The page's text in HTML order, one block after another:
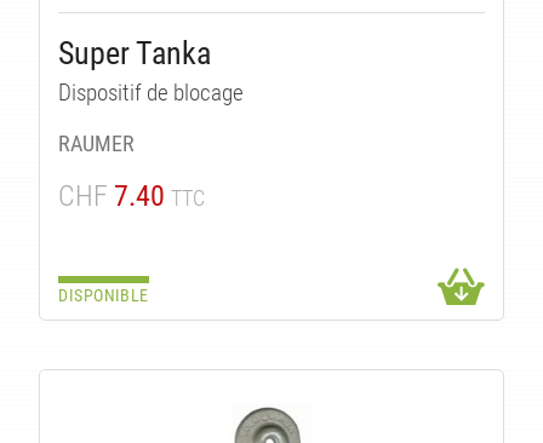
Super Tanka
Dispositif de blocage
RAUMER
CHF 7.40 TTC
DISPONIBLE